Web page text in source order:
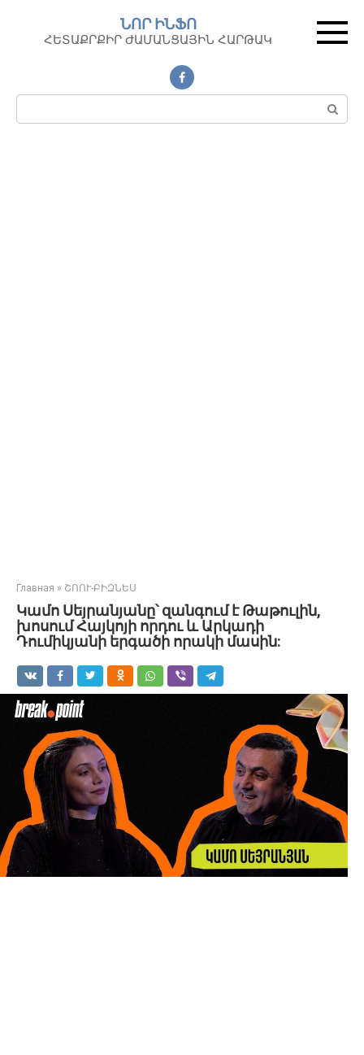
контенту
ՆՈՐ ԻՆՖՈ
ՀԵՏԱՔՐՔԻՐ ԺԱՄԱՆՑԱՅԻՆ ՀԱՐԹԱԿ
Поиск:
Главная » ՇՈՈՒ-ԲԻԶՆԵՍ
Կամո Սեյրանյանը՝ զանգում է Թաթուլին,
խոսում Հայկոյի որդու և Արկադի
Դումիկյանի երգածի որակի մասին: